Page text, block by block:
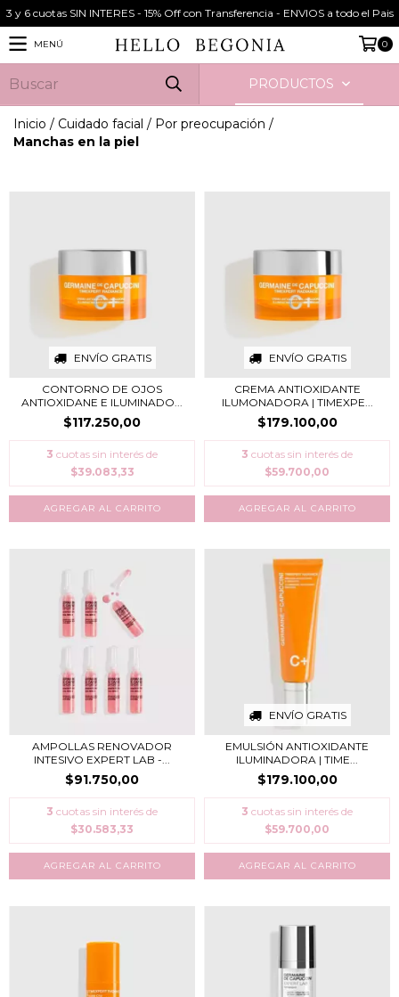
3 y 6 cuotas SIN INTERES - 15% Off con Transferencia - ENVIOS a todo el Pais
MENÚ 0
PRODUCTOS
Inicio / Cuidado facial / Por preocupación /
Manchas en la piel
ENVÍO GRATIS
CONTORNO DE OJOS
ANTIOXIDANE E ILUMINADO...
$117.250,00
3 cuotas sin interés de
$39.083,33
ENVÍO GRATIS
CREMA ANTIOXIDANTE
ILUMONADORA | TIMEXPE...
$179.100,00
3 cuotas sin interés de
$59.700,00
AMPOLLAS RENOVADOR
INTESIVO EXPERT LAB -...
$91.750,00
3 cuotas sin interés de
$30.583,33
ENVÍO GRATIS
EMULSIÓN ANTIOXIDANTE
ILUMINADORA | TIME...
$179.100,00
3 cuotas sin interés de
$59.700,00